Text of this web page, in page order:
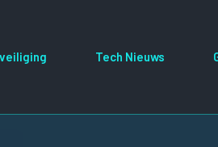
Tech Nieuws